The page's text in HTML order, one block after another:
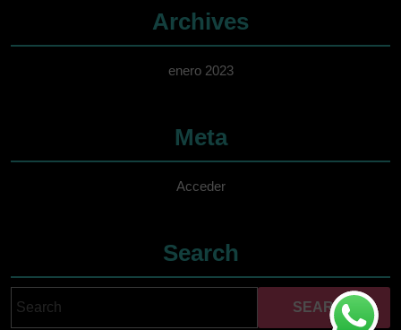
Archives
enero 2023
Meta
Acceder
Search
Cuando hay